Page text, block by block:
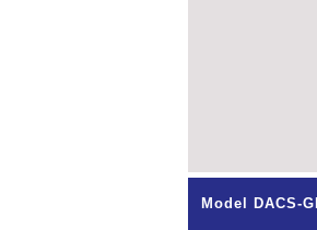
Model DACS-